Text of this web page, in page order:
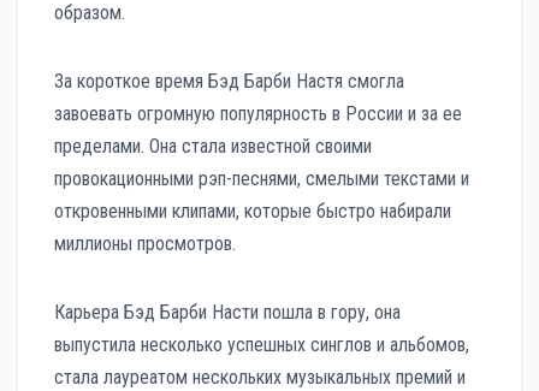
образом.
За короткое время Бэд Барби Настя смогла
завоевать огромную популярность в России и за ее
пределами. Она стала известной своими
провокационными рэп-песнями, смелыми текстами и
откровенными клипами, которые быстро набирали
миллионы просмотров.
Карьера Бэд Барби Насти пошла в гору, она
выпустила несколько успешных синглов и альбомов,
стала лауреатом нескольких музыкальных премий и